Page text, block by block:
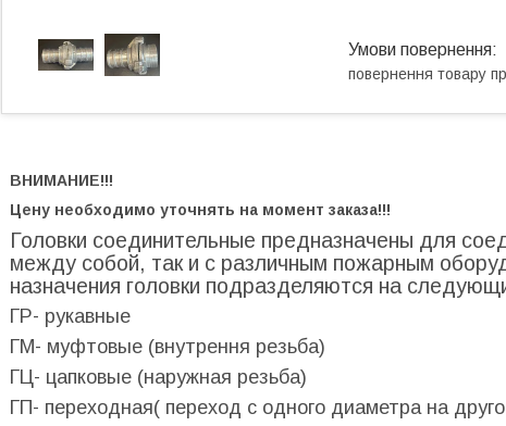
повернення товару
ВНИМАНИЕ!!!
Цену необходимо уточнять на момент заказа!!!
Головки соединительные предназначены для
между собой, так и с различным пожарным
назначения головки подразделяются на
ГР- рукавные
ГМ- муфтовые (внутрення резьба)
ГЦ- цапковые (наружная резьба)
ГП- переходная( переход с одного диаметра на